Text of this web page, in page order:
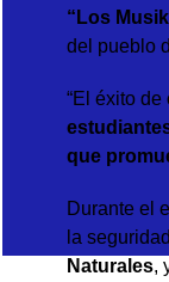
“Los
del pueblo
“El éxito de
que
Durante el
la
Naturales,